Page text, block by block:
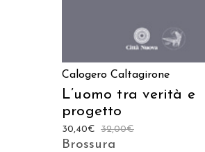
Calogero Caltagirone
L’uomo tra verità e
progetto
32,00€
30,40€
Brossura